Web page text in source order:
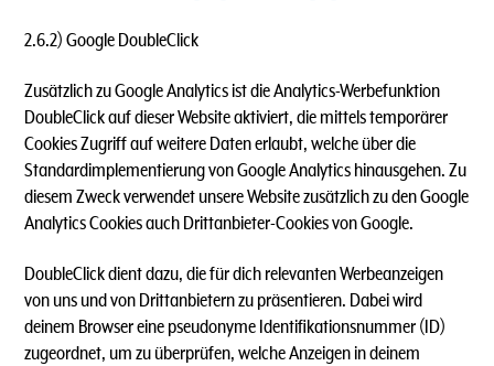
2.6.2) Google DoubleClick
Zusätzlich zu Google Analytics ist die Analytics-Werbefunktion
DoubleClick auf dieser Website aktiviert, die mittels temporärer
Cookies Zugriff auf weitere Daten erlaubt, welche über die
Standardimplementierung von Google Analytics hinausgehen. Zu
diesem Zweck verwendet unsere Website zusätzlich zu den Google
Analytics Cookies auch Drittanbieter-Cookies von Google.
DoubleClick dient dazu, die für dich relevanten Werbeanzeigen
von uns und von Drittanbietern zu präsentieren. Dabei wird
deinem Browser eine pseudonyme Identifikationsnummer (ID)
zugeordnet, um zu überprüfen, welche Anzeigen in deinem